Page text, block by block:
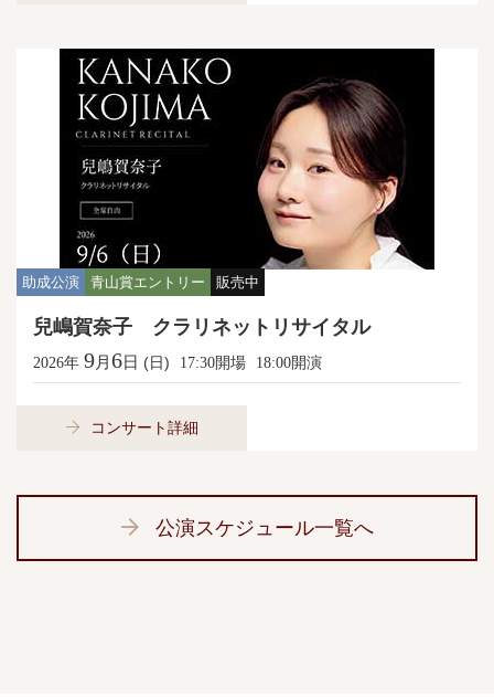
助成公演 青山賞エントリー 販売中
兒嶋賀奈子 クラリネットリサイタル
2026年 9月6日 (日) 17:30開場 18:00開演
コンサート詳細
公演スケジュール一覧へ